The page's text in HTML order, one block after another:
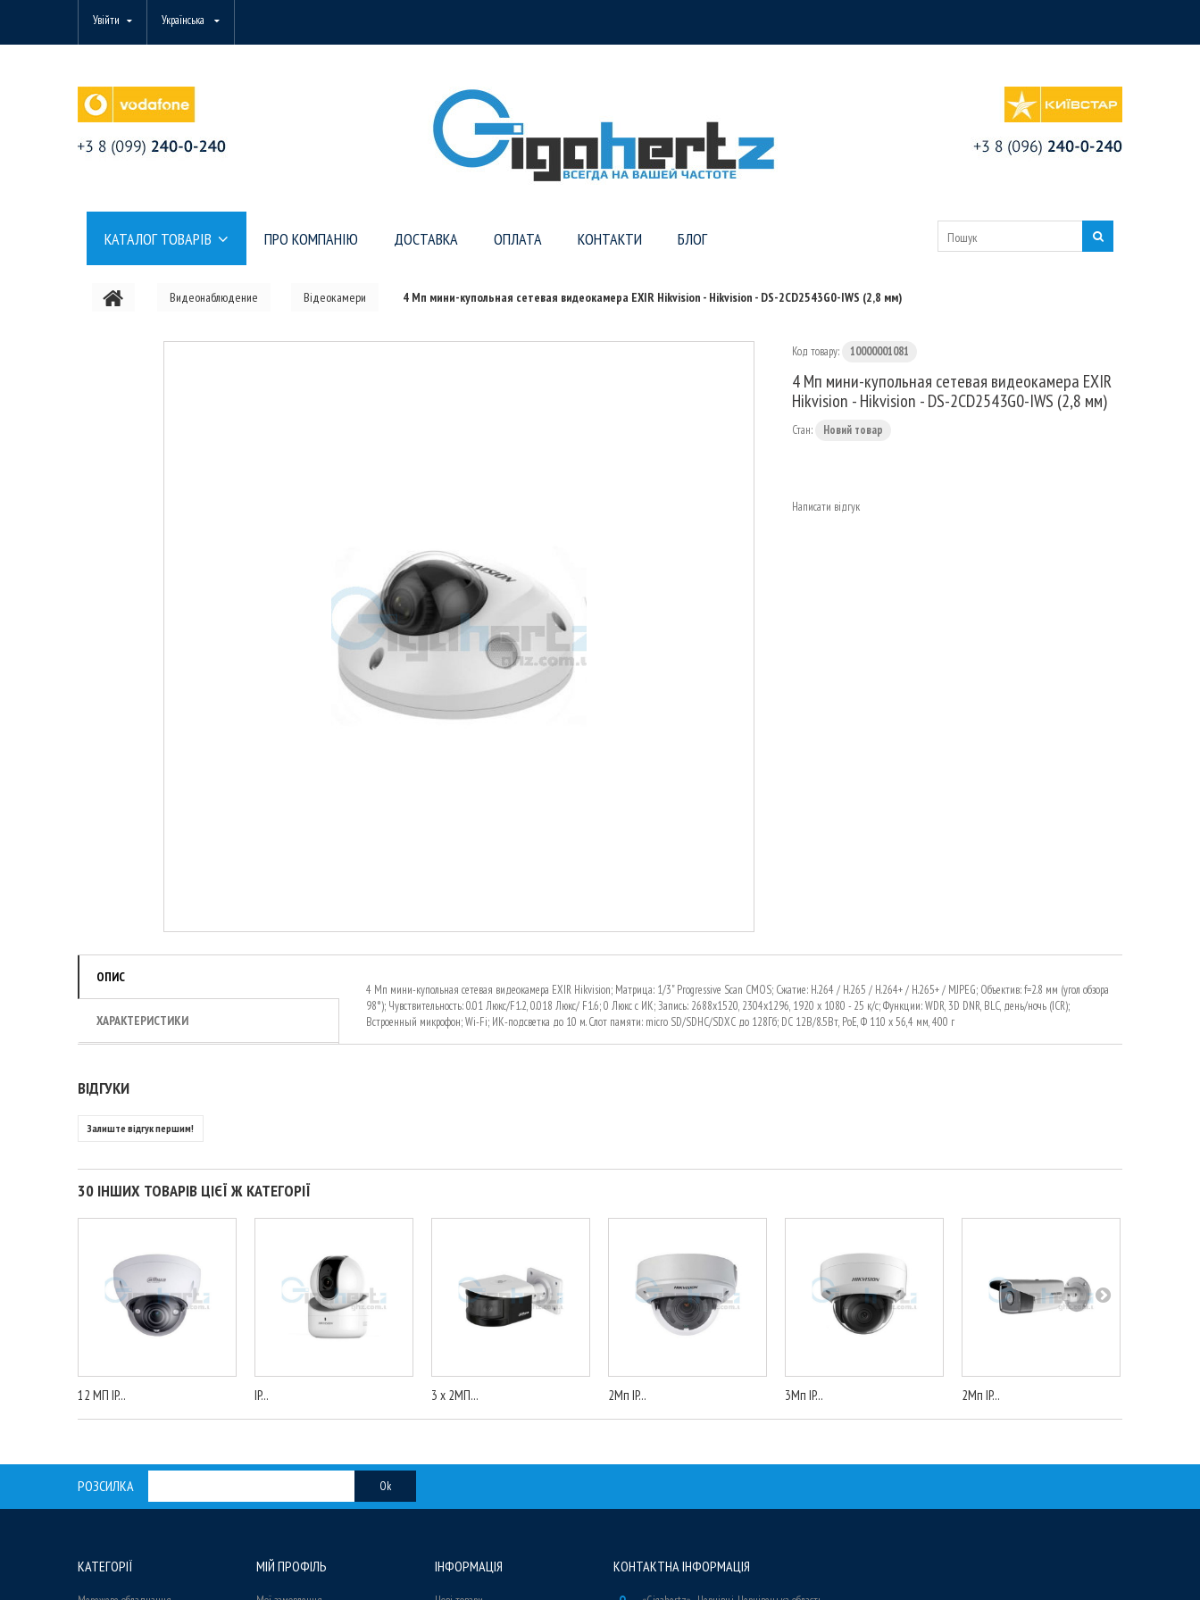
Увійти Українська
КАТАЛОГ ТОВАРІВ ПРО КОМПАНІЮ ДОСТАВКА ОПЛАТА КОНТАКТИ БЛОГ
Видеонаблюдение Відеокамери 4 Мп мини-купольная сетевая видеокамера EXIR Hikvision - Hikvision - DS-2CD2543G0-IWS (2,8 мм)
Код товару: 10000001081
4 Мп мини-купольная сетевая видеокамера EXIR
Hikvision - Hikvision - DS-2CD2543G0-IWS (2,8 мм)
Стан: Новий товар
Написати відгук
ОПИС
ХАРАКТЕРИСТИКИ
4 Мп мини-купольная сетевая видеокамера EXIR Hikvision; Матрица: 1/3" Progressive Scan CMOS; Сжатие: H.264 / H.265 / H.264+ / H.265+ / MJPEG; Объектив: f=2.8 мм (угол обзора
98°); Чувствительность: 0.01 Люкс/F1.2, 0.018 Люкс/ F1.6; 0 Люкс с ИК; Запись: 2688x1520, 2304x1296, 1920 x 1080 - 25 к/с; Функции: WDR, 3D DNR, BLC, день/ночь (ICR);
Встроенный микрофон; Wi-Fi; ИК-подсветка до 10 м. Слот памяти: micro SD/SDHC/SDXC до 128Гб; DC 12В/8.5Вт, PoE, Ф 110 х 56,4 мм, 400 г
ВІДГУКИ
Залиште відгук першим!
30 ІНШИХ ТОВАРІВ ЦІЄЇ Ж КАТЕГОРІЇ
12 МП IP... IP... 3 x 2МП... 2Мп IP... 3Мп IP... 2Мп IP...
РОЗСИЛКА Ok
КАТЕГОРІЇ МІЙ ПРОФІЛЬ ІНФОРМАЦІЯ КОНТАКТНА ІНФОРМАЦІЯ